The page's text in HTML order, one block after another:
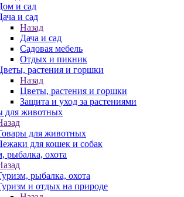
и сад
и сад
Назад
Дача и сад
Садовая мебель
Отдых и пикник
растения и горшки
Назад
Цветы, растения и горшки
Защита и уход за растениями
для животных
для животных
для кошек и собак
рыбалка, охота
рыбалка, охота
и отдых на природе